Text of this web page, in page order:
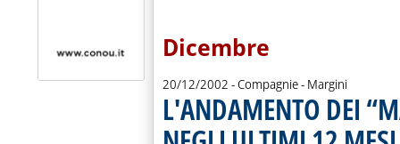
Dicembre
20/12/2002 - Compagnie - Margini
L'ANDAMENTO DEI